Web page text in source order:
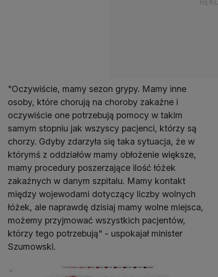
"Oczywiście, mamy sezon grypy. Mamy inne
osoby, które chorują na choroby zakaźne i
oczywiście one potrzebują pomocy w takim
samym stopniu jak wszyscy pacjenci, którzy są
chorzy. Gdyby zdarzyła się taka sytuacja, że w
którymś z oddziałów mamy obłożenie większe,
mamy procedury poszerzające ilość łóżek
zakaźnych w danym szpitalu. Mamy kontakt
między wojewodami dotyczący liczby wolnych
łóżek, ale naprawdę dzisiaj mamy wolne miejsca,
możemy przyjmować wszystkich pacjentów,
którzy tego potrzebują" - uspokajał minister
Szumowski.